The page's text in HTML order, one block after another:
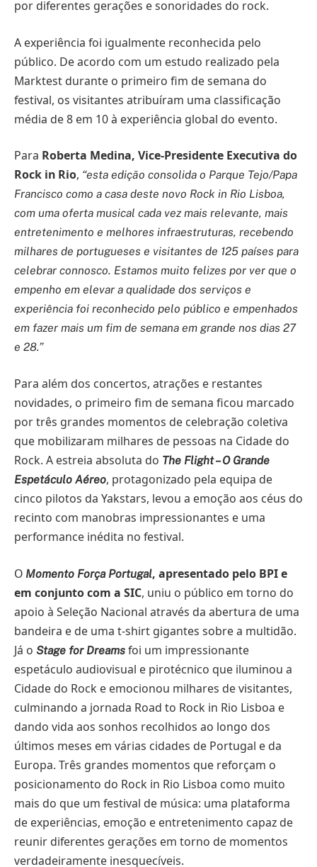
por diferentes gerações e sonoridades do rock.
A experiência foi igualmente reconhecida pelo
público. De acordo com um estudo realizado pela
Marktest durante o primeiro fim de semana do
festival, os visitantes atribuíram uma classificação
média de 8 em 10 à experiência global do evento.
Para Roberta Medina, Vice-Presidente Executiva do
Rock in Rio, “esta edição consolida o Parque Tejo/Papa
Francisco como a casa deste novo Rock in Rio Lisboa,
com uma oferta musical cada vez mais relevante, mais
entretenimento e melhores infraestruturas, recebendo
milhares de portugueses e visitantes de 125 países para
celebrar connosco. Estamos muito felizes por ver que o
empenho em elevar a qualidade dos serviços e
experiência foi reconhecido pelo público e empenhados
em fazer mais um fim de semana em grande nos dias 27
e 28.”
Para além dos concertos, atrações e restantes
novidades, o primeiro fim de semana ficou marcado
por três grandes momentos de celebração coletiva
que mobilizaram milhares de pessoas na Cidade do
Rock. A estreia absoluta do The Flight – O Grande
Espetáculo Aéreo, protagonizado pela equipa de
cinco pilotos da Yakstars, levou a emoção aos céus do
recinto com manobras impressionantes e uma
performance inédita no festival.
O Momento Força Portugal, apresentado pelo BPI e
em conjunto com a SIC, uniu o público em torno do
apoio à Seleção Nacional através da abertura de uma
bandeira e de uma t-shirt gigantes sobre a multidão.
Já o Stage for Dreams foi um impressionante
espetáculo audiovisual e pirotécnico que iluminou a
Cidade do Rock e emocionou milhares de visitantes,
culminando a jornada Road to Rock in Rio Lisboa e
dando vida aos sonhos recolhidos ao longo dos
últimos meses em várias cidades de Portugal e da
Europa. Três grandes momentos que reforçam o
posicionamento do Rock in Rio Lisboa como muito
mais do que um festival de música: uma plataforma
de experiências, emoção e entretenimento capaz de
reunir diferentes gerações em torno de momentos
verdadeiramente inesquecíveis.